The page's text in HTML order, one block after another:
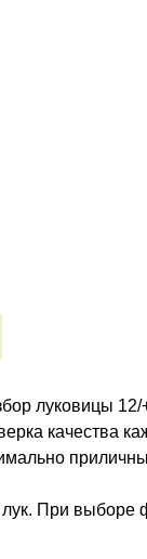
луковицы 12/
качества
При выборе